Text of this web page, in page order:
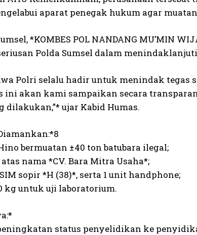
aparat penegak hukum agar
*KOMBES POL NANDANG MU’MIN
Polda Sumsel dalam
Polri selalu hadir untuk menindak
ini akan kami sampaikan secara
ujar Kabid Humas.
bermuatan ±40 ton batubara ilegal;
nama *CV. Bara Mitra Usaha*;
sopir *H (38)*, serta 1 unit handphone;
kg untuk uji laboratorium.
status penyelidikan ke